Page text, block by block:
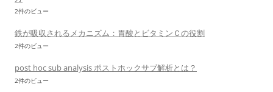
2件のビュー
鉄が吸収されるメカニズム：胃酸とビタミンＣの役割
2件のビュー
post hoc sub analysis ポストホックサブ解析とは？
2件のビュー